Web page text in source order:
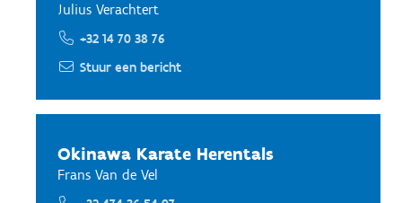
Julius Verachtert
+32 14 70 38 76
Stuur een bericht
Okinawa Karate Herentals
Frans Van de Vel